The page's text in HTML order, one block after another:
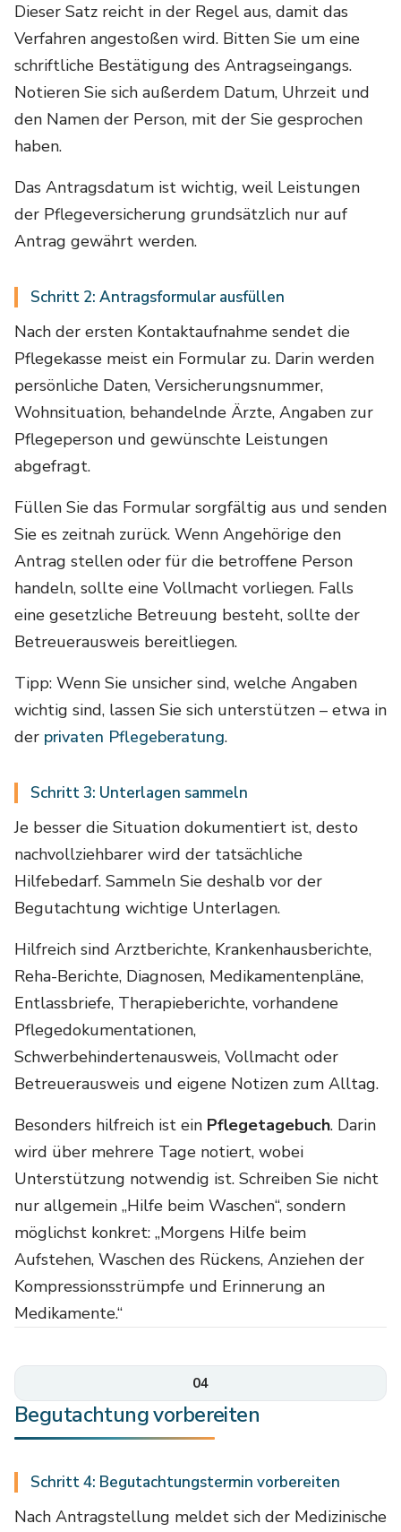
Dieser Satz reicht in der Regel aus, damit das
Verfahren angestoßen wird. Bitten Sie um eine
schriftliche Bestätigung des Antragseingangs.
Notieren Sie sich außerdem Datum, Uhrzeit und
den Namen der Person, mit der Sie gesprochen
haben.
Das Antragsdatum ist wichtig, weil Leistungen
der Pflegeversicherung grundsätzlich nur auf
Antrag gewährt werden.
Schritt 2: Antragsformular ausfüllen
Nach der ersten Kontaktaufnahme sendet die
Pflegekasse meist ein Formular zu. Darin werden
persönliche Daten, Versicherungsnummer,
Wohnsituation, behandelnde Ärzte, Angaben zur
Pflegeperson und gewünschte Leistungen
abgefragt.
Füllen Sie das Formular sorgfältig aus und senden
Sie es zeitnah zurück. Wenn Angehörige den
Antrag stellen oder für die betroffene Person
handeln, sollte eine Vollmacht vorliegen. Falls
eine gesetzliche Betreuung besteht, sollte der
Betreuerausweis bereitliegen.
Tipp: Wenn Sie unsicher sind, welche Angaben
wichtig sind, lassen Sie sich unterstützen – etwa in
der privaten Pflegeberatung.
Schritt 3: Unterlagen sammeln
Je besser die Situation dokumentiert ist, desto
nachvollziehbarer wird der tatsächliche
Hilfebedarf. Sammeln Sie deshalb vor der
Begutachtung wichtige Unterlagen.
Hilfreich sind Arztberichte, Krankenhausberichte,
Reha-Berichte, Diagnosen, Medikamentenpläne,
Entlassbriefe, Therapieberichte, vorhandene
Pflegedokumentationen,
Schwerbehindertenausweis, Vollmacht oder
Betreuerausweis und eigene Notizen zum Alltag.
Besonders hilfreich ist ein Pflegetagebuch. Darin
wird über mehrere Tage notiert, wobei
Unterstützung notwendig ist. Schreiben Sie nicht
nur allgemein „Hilfe beim Waschen“, sondern
möglichst konkret: „Morgens Hilfe beim
Aufstehen, Waschen des Rückens, Anziehen der
Kompressionsstrümpfe und Erinnerung an
Medikamente.“
04
Begutachtung vorbereiten
Schritt 4: Begutachtungstermin vorbereiten
Nach Antragstellung meldet sich der Medizinische